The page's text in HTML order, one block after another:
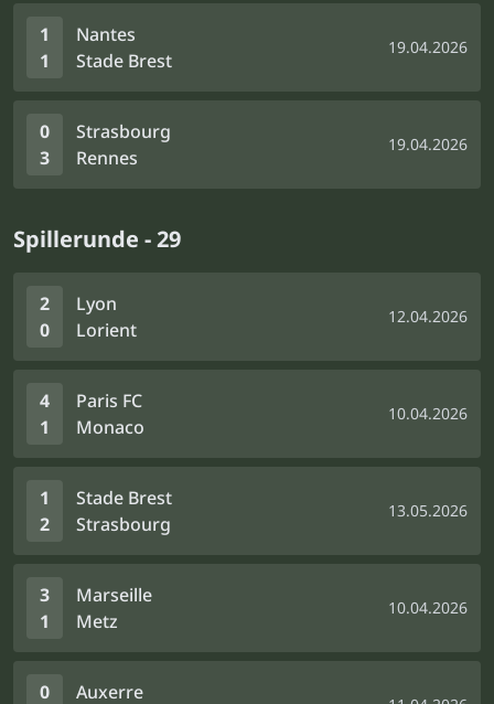
1
1
Nantes
Stade Brest
19.04.2026
0
3
Strasbourg
Rennes
19.04.2026
Spillerunde - 29
2
0
Lyon
Lorient
12.04.2026
4
1
Paris FC
Monaco
10.04.2026
1
2
Stade Brest
Strasbourg
13.05.2026
3
1
Marseille
Metz
10.04.2026
0
Auxerre